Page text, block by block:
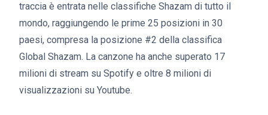
traccia è entrata nelle classifiche Shazam di tutto il
mondo, raggiungendo le prime 25 posizioni in 30
paesi, compresa la posizione #2 della classifica
Global Shazam. La canzone ha anche superato 17
milioni di stream su Spotify e oltre 8 milioni di
visualizzazioni su Youtube.